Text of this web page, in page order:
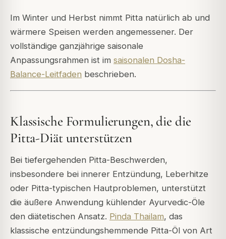
Im Winter und Herbst nimmt Pitta natürlich ab und
wärmere Speisen werden angemessener. Der
vollständige ganzjährige saisonale
Anpassungsrahmen ist im saisonalen Dosha-
Balance-Leitfaden beschrieben.
Klassische Formulierungen, die die
Pitta-Diät unterstützen
Bei tiefergehenden Pitta-Beschwerden,
insbesondere bei innerer Entzündung, Leberhitze
oder Pitta-typischen Hautproblemen, unterstützt
die äußere Anwendung kühlender Ayurvedic-Öle
den diätetischen Ansatz. Pinda Thailam, das
klassische entzündungshemmende Pitta-Öl von Art